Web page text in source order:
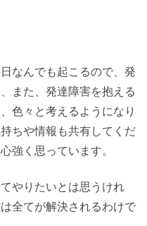
なんでも起こるので、発
また、発達障害を抱える
色々と考えるようになり
ちや情報も共有してくだ
強く思っています。
やりたいとは思うけれ
全てが解決されるわけで